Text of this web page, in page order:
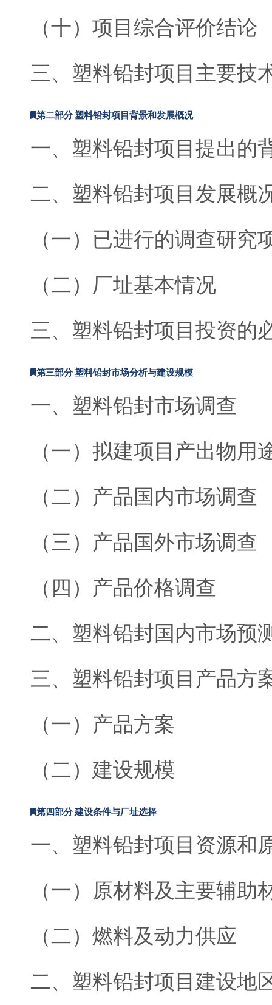
（十）项目综合评价结论
三、塑料铅封项目主要技
第二部分 塑料铅封项目背景和发展概况
一、塑料铅封项目提出的
二、塑料铅封项目发展概
（一）已进行的调查研究
（二）厂址基本情况
三、塑料铅封项目投资的
第三部分 塑料铅封市场分析与建设规模
一、塑料铅封市场调查
（一）拟建项目产出物用
（二）产品国内市场调查
（三）产品国外市场调查
（四）产品价格调查
二、塑料铅封国内市场预
三、塑料铅封项目产品方
（一）产品方案
（二）建设规模
第四部分 建设条件与厂址选择
一、塑料铅封项目资源和
（一）原材料及主要辅助
（二）燃料及动力供应
二、塑料铅封项目建设地